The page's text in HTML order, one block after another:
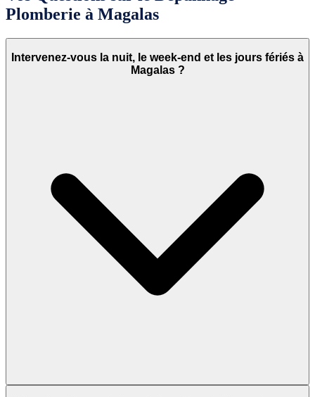
Plomberie à Magalas
Intervenez-vous la nuit, le week-end et les jours fériés à
Magalas ?